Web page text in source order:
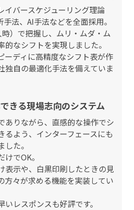
イバースケジューリング理論
手法、AI手法などを全面採用。
）で把握し、ムリ・ムダ・ム
的なシフトを実現しました。
ーディに高精度なシフト表が作
独自の最適化手法を備えていま
きる現場志向のシステム
ありながら、直感的な操作でシ
るよう、インターフェースにも
た。
でOK。
表示や、白黒印刷したときの見
方々が求める機能を実装してい
レスポンスも好評です。